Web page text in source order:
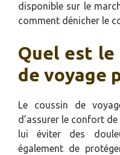
disponible sur le
comment dénicher le
Quel est le
de voyage
Le coussin de
d’assurer le confort
lui éviter des
également de